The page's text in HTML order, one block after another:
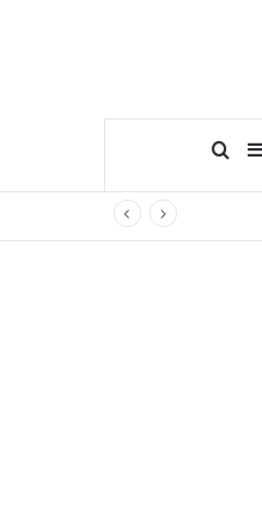
إضافة عمود جانبي
بحث عن